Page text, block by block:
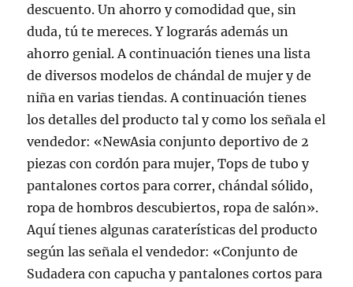
descuento. Un ahorro y comodidad que, sin
duda, tú te mereces. Y lograrás además un
ahorro genial. A continuación tienes una lista
de diversos modelos de chándal de mujer y de
niña en varias tiendas. A continuación tienes
los detalles del producto tal y como los señala el
vendedor: «NewAsia conjunto deportivo de 2
piezas con cordón para mujer, Tops de tubo y
pantalones cortos para correr, chándal sólido,
ropa de hombros descubiertos, ropa de salón».
Aquí tienes algunas caraterísticas del producto
según las señala el vendedor: «Conjunto de
Sudadera con capucha y pantalones cortos para